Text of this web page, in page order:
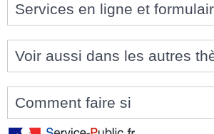
Services en ligne et
Voir aussi dans les autres
Comment faire si